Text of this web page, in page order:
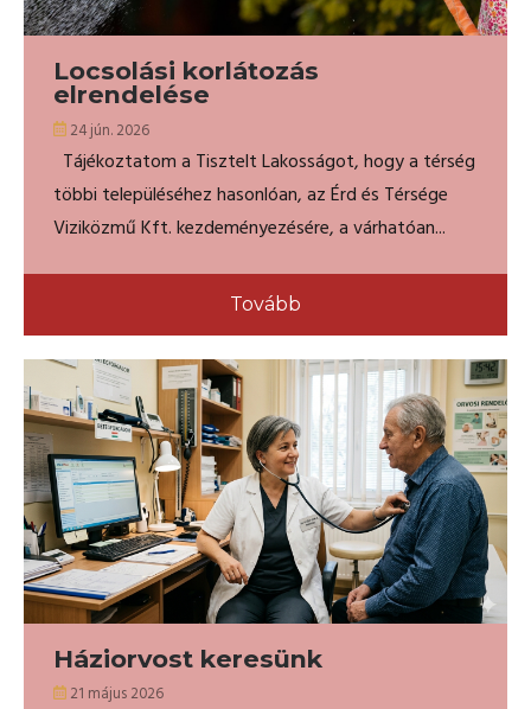
Locsolási korlátozás
elrendelése
24 jún. 2026
Tájékoztatom a Tisztelt Lakosságot, hogy a térség
többi településéhez hasonlóan, az Érd és Térsége
Viziközmű Kft. kezdeményezésére, a várhatóan...
Tovább
Háziorvost keresünk
21 május 2026